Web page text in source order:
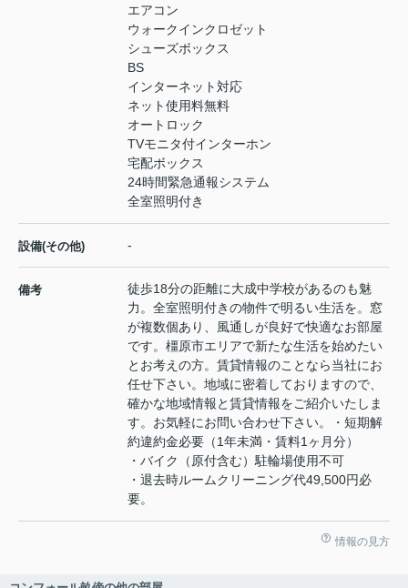
エアコン
ウォークインクロゼット
シューズボックス
BS
インターネット対応
ネット使用料無料
オートロック
TVモニタ付インターホン
宅配ボックス
24時間緊急通報システム
全室照明付き
設備(その他) -
備考
徒歩18分の距離に大成中学校があるのも魅
力。全室照明付きの物件で明るい生活を。窓
が複数個あり、風通しが良好で快適なお部屋
です。橿原市エリアで新たな生活を始めたい
とお考えの方。賃貸情報のことなら当社にお
任せ下さい。地域に密着しておりますので、
確かな地域情報と賃貸情報をご紹介いたしま
す。お気軽にお問い合わせ下さい。・短期解
約違約金必要（1年未満・賃料1ヶ月分）
・バイク（原付含む）駐輪場使用不可
・退去時ルームクリーニング代49,500円必
要。
情報の見方